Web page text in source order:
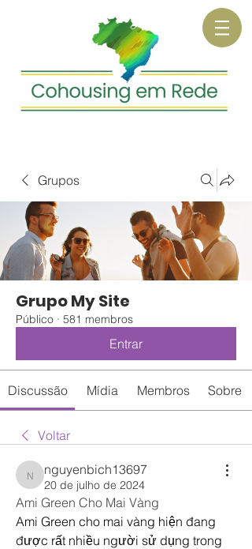
Grupos
Grupo My Site
Público · 581 membros
Entrar
Discussão Mídia Membros Sobre
Voltar
nguyenbich13697
nguyenbich13697
20 de julho de 2024
Ami Green Cho Mai Vàng
Ami Green cho mai vàng hiện đang
được rất nhiều người sử dụng trong